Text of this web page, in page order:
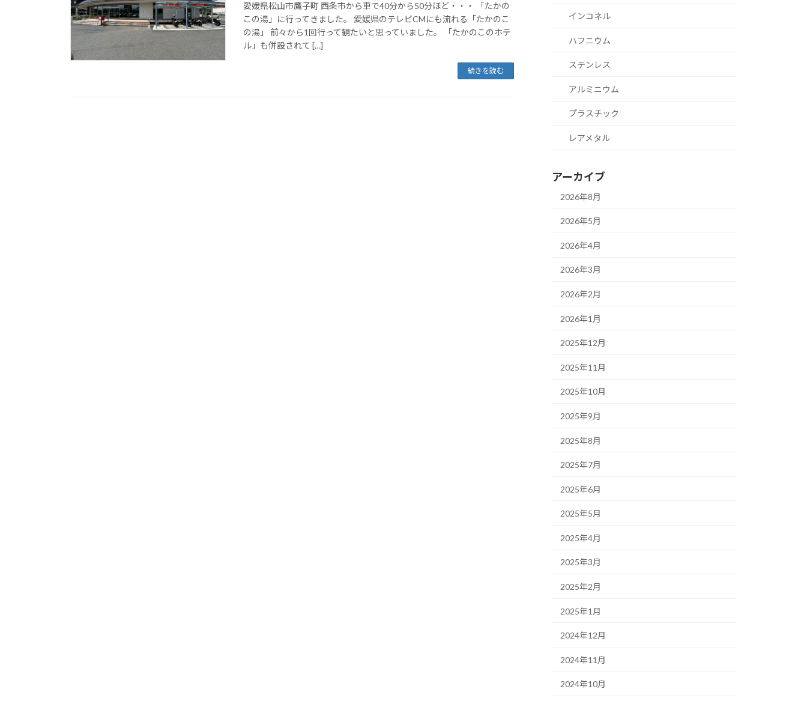
愛媛県松山市鷹子町 西条市から車で40分から50分ほど・・・ 「たかの
この湯」に行ってきました。 愛媛県のテレビCMにも流れる「たかのこ
の湯」 前々から1回行って観たいと思っていました。 「たかのこのホテ
ル」も併設されて […]
続きを読む
インコネル
ハフニウム
ステンレス
アルミニウム
プラスチック
レアメタル
アーカイブ
2026年8月
2026年5月
2026年4月
2026年3月
2026年2月
2026年1月
2025年12月
2025年11月
2025年10月
2025年9月
2025年8月
2025年7月
2025年6月
2025年5月
2025年4月
2025年3月
2025年2月
2025年1月
2024年12月
2024年11月
2024年10月